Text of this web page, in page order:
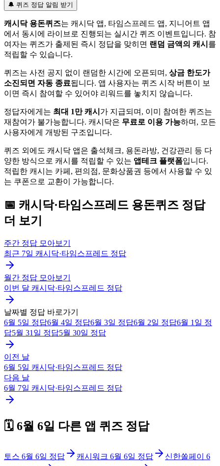
🔔 퀴즈 정답 알림 받기
캐시닥 용돈퀴즈는 캐시닥 앱, 타임스프레드 앱, 지니어트 앱
에서 동시에 라이브로 진행되는 실시간 퀴즈 이벤트입니다. 참
여자는 퀴즈가 출제된 즉시 정답을 맞히면 랜덤 금액의 캐시 를
적립할 수 있습니다.
퀴즈는 사전 공지 없이 랜덤한 시간에 오픈되며, 상금 한도가
소진되면 자동 종료됩니다. 앱 사용자는 퀴즈 시작 버튼이 보
이면 즉시 참여할 수 있어야 리워드를 놓치지 않습니다.
정답자에게는 최대 1만 캐시 가 지급되며, 이미 참여한 퀴즈는
재참여가 불가능합니다. 캐시닥은 무료로 이용 가능하며, 모든
사용자에게 개방된 구조입니다.
퀴즈 외에도 캐시닥 앱은 출석체크, 용돈라방, 건강관리 등 다
양한 방식으로 캐시를 적립할 수 있는 앱테크 플랫폼입니다.
적립한 캐시는 카페, 편의점, 문화상품권 등에서 사용할 수 있
는 쿠폰으로 교환이 가능합니다.
📅 캐시닥·타임스프레드 용돈퀴즈 정답
더 보기
주간 정답 모아보기
최근 7일 캐시닥·타임스프레드 정답
월간 정답 모아보기
이번 달 캐시닥·타임스프레드 정답
날짜별 정답 바로가기
6월 5일 정답6월 4일 정답6월 3일 정답6월 2일 정답6월 1일 정
답5월 31일 정답5월 30일 정답
이전 날
6월 5일 캐시닥·타임스프레드 정답
다음 날
6월 7일 캐시닥·타임스프레드 정답
🗓️ 6월 6일 다른 앱 퀴즈 정답
토스 6월 6일 정답 캐시워크 6월 6일 정답 신한쏠페이
6